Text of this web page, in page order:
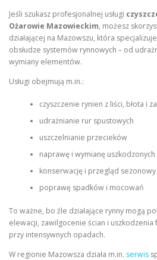
Jeśli szukasz profesjonalnej usługi
Ożarowie Mazowieckim, możesz
działającej na Mazowszu, która
obsłudze systemów rynnowych – od
wymiany elementów.
Usługi obejmują m.in.:
czyszczenie rynien z liści, błota i
udrażnianie rur spustowych
uszczelnianie przecieków
naprawę i wymianę
konserwację i przegląd sezonowy
poprawę spadków i mocowań
To ważne, bo źle działające rynny mogą
elewacji, zawilgocenie ścian i
przy intensywnych opadach.
W regionie Mazowsza działa m.in. serwis